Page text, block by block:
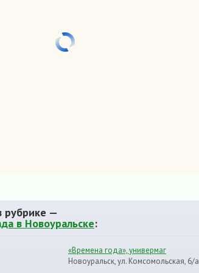
рубрике —
в Новоуральске:
«Времена года», универмаг
Новоуральск, ул. Комсомольская, 6/а